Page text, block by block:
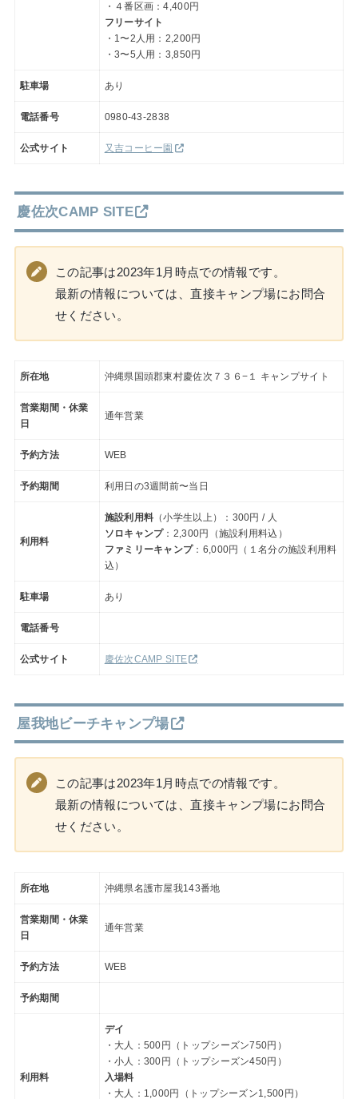
・４番区画：4,400円
フリーサイト
・1〜2人用：2,200円
・3〜5人用：3,850円
駐車場 あり
電話番号 0980-43-2838
公式サイト 又吉コーヒー園
慶佐次CAMP SITE
この記事は2023年1月時点での情報です。
最新の情報については、直接キャンプ場にお問合
せください。
所在地 沖縄県国頭郡東村慶佐次７３６−１ キャンプサイト
営業期間・休業
日
通年営業
予約方法 WEB
予約期間 利用日の3週間前〜当日
利用料
施設利用料 （小学生以上）：300円 / 人
ソロキャンプ ：2,300円（施設利用料込）
ファミリーキャンプ ：6,000円（１名分の施設利用料
込）
駐車場 あり
電話番号
公式サイト 慶佐次CAMP SITE
屋我地ビーチキャンプ場
この記事は2023年1月時点での情報です。
最新の情報については、直接キャンプ場にお問合
せください。
所在地 沖縄県名護市屋我143番地
営業期間・休業
日
通年営業
予約方法 WEB
予約期間
利用料
デイ
・大人：500円（トップシーズン750円）
・小人：300円（トップシーズン450円）
入場料
・大人：1,000円（トップシーズン1,500円）